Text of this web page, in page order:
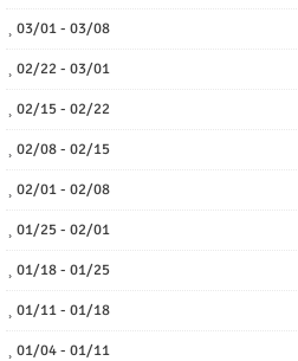
03/01 - 03/08
02/22 - 03/01
02/15 - 02/22
02/08 - 02/15
02/01 - 02/08
01/25 - 02/01
01/18 - 01/25
01/11 - 01/18
01/04 - 01/11